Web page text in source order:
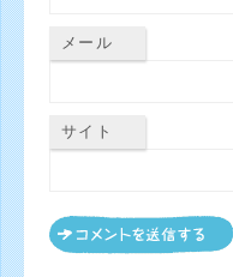
メール
サイト